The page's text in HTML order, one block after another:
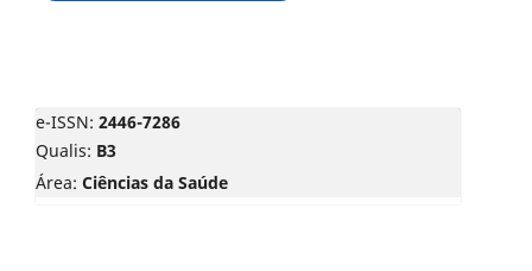
e-ISSN: 2446-7286
Qualis: B3
Área: Ciências da Saúde